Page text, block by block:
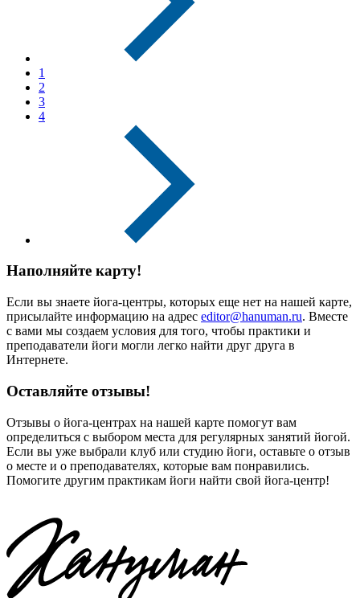
1
2
3
4
Наполняйте карту!
Если вы знаете йога-центры, которых еще нет на нашей карте,
присылайте информацию на адрес editor@hanuman.ru. Вместе
с вами мы создаем условия для того, чтобы практики и
преподаватели йоги могли легко найти друг друга в
Интернете.
Оставляйте отзывы!
Отзывы о йога-центрах на нашей карте помогут вам
определиться с выбором места для регулярных занятий йогой.
Если вы уже выбрали клуб или студию йоги, оставьте о отзыв
о месте и о преподавателях, которые вам понравились.
Помогите другим практикам йоги найти свой йога-центр!